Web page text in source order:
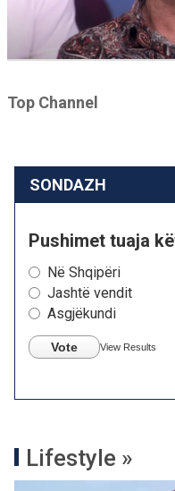
Top Channel
SONDAZH
Pushimet tuaja
Në Shqipëri
Jashtë vendit
Asgjëkundi
Vote View Results
Lifestyle »